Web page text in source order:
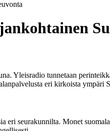
Yleisradio tunnetaan
eri kirkoista ympäri
seurakunnilta. Monet